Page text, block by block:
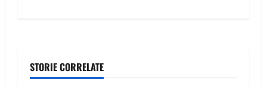
STORIE CORRELATE